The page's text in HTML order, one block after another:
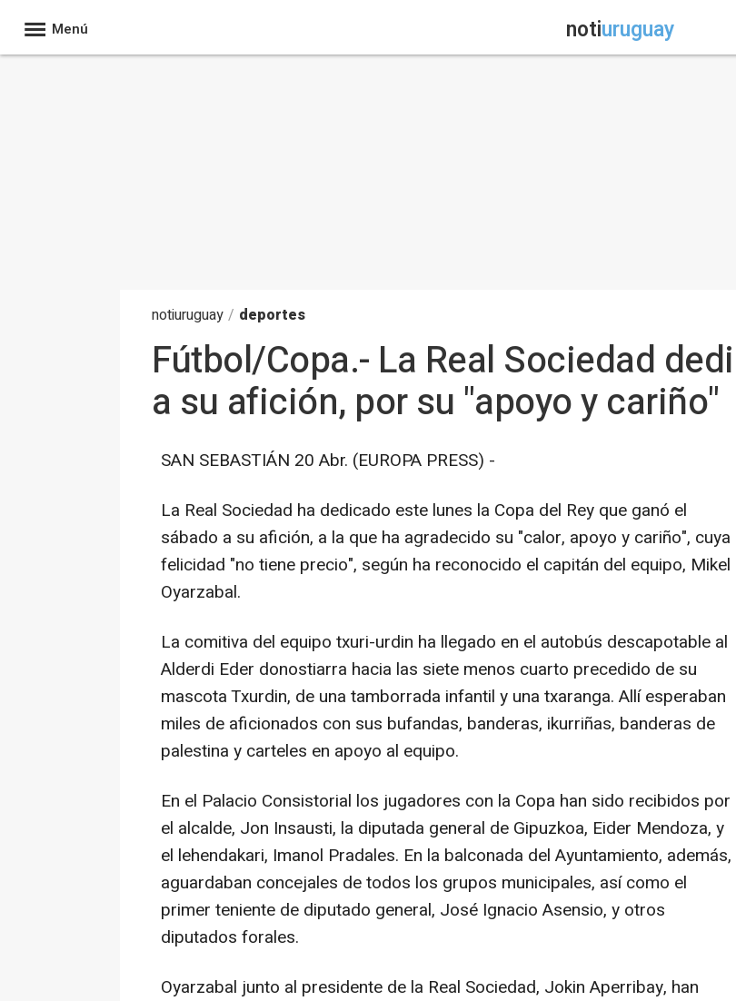
Menú notiuruguay
notiuruguay / deportes
Fútbol/Copa.- La Real Sociedad
a su afición, por su "apoyo y cariño"
SAN SEBASTIÁN 20 Abr. (EUROPA PRESS) -
La Real Sociedad ha dedicado este lunes la Copa del Rey que ganó el
sábado a su afición, a la que ha agradecido su "calor, apoyo y cariño", cuya
felicidad "no tiene precio", según ha reconocido el capitán del equipo, Mikel
Oyarzabal.
La comitiva del equipo txuri-urdin ha llegado en el autobús descapotable al
Alderdi Eder donostiarra hacia las siete menos cuarto precedido de su
mascota Txurdin, de una tamborrada infantil y una txaranga. Allí esperaban
miles de aficionados con sus bufandas, banderas, ikurriñas, banderas de
palestina y carteles en apoyo al equipo.
En el Palacio Consistorial los jugadores con la Copa han sido recibidos por
el alcalde, Jon Insausti, la diputada general de Gipuzkoa, Eider Mendoza, y
el lehendakari, Imanol Pradales. En la balconada del Ayuntamiento, además,
aguardaban concejales de todos los grupos municipales, así como el
primer teniente de diputado general, José Ignacio Asensio, y otros
diputados forales.
Oyarzabal junto al presidente de la Real Sociedad, Jokin Aperribay, han